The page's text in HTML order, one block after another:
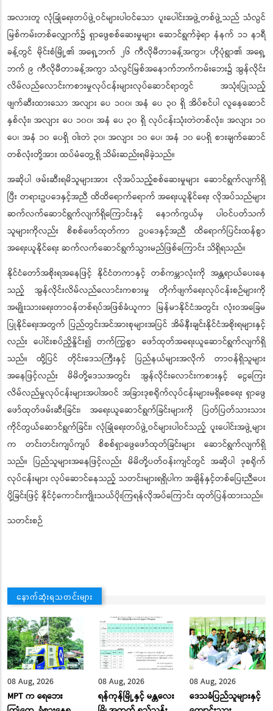
အလားတူ လုံခြုံရေးတပ်ဖွဲ့ဝင်များပါဝင်သော ပူးပေါင်းအဖွဲ့တစ်ဖွဲ့သည် သံလွင်
မြစ်ကမ်းတစ်လျှောက်၌ ရှာဖွေစစ်ဆေးမှုများ ဆောင်ရွက်ခဲ့ရာ နံနက် ၁၁ နာရီ
ခန့်တွင် မိုင်းစံမြို့၏ အရှေ့ဘက် ၂၆ ကီလိုမီတာခန့်အကွာ၊ ဟိုပုံရွာ၏ အရှေ့
ဘက် ၉ ကီလိုမီတာခန့်အကွာ သံလွင်မြစ်အနောက်ဘက်ကမ်းဘေး၌ အွန်လိုင်း
လိမ်လည်လောင်းကစားမှုလုပ်ငန်းများလုပ်ဆောင်ရာတွင် အသုံးပြုသည့်
ဖျက်ဆီးထားသော အလျား ပေ ၁၀၀၊ အနံ ပေ ၃၀ ရှိ အိပ်စင်ပါ လူနေဆောင်
နှစ်လုံး၊ အလျား ပေ ၁၀၀၊ အနံ ပေ ၃၀ ရှိ လုပ်ငန်းသုံးတဲတစ်လုံး၊ အလျား ၁၀
ပေ၊ အနံ ၁၀ ပေရှိ ဝါးတဲ ၃၀၊ အလျား ၁၀ ပေ၊ အနံ ၁၀ ပေရှိ စားချက်ဆောင်
တစ်လုံးတို့အား ထပ်မံတွေ့ရှိ သိမ်းဆည်းရမိခဲ့သည်။
အဆိုပါ ဖမ်းဆီးရမိသူများအား လိုအပ်သည့်စစ်ဆေးမှုများ ဆောင်ရွက်လျက်ရှိ
ပြီး တရားဥပဒေနှင့်အညီ ထိထိရောက်ရောက် အရေးယူနိုင်ရေး လိုအပ်သည်များ
ဆက်လက်ဆောင်ရွက်လျက်ရှိကြောင်းနှင့် နောက်ကွယ်မှ ပါဝင်ပတ်သက်
သူများကိုလည်း စိစစ်ဖော်ထုတ်ကာ ဥပဒေနှင့်အညီ ထိရောက်ပြင်းထန်စွာ
အရေးယူနိုင်ရေး ဆက်လက်ဆောင်ရွက်သွားမည်ဖြစ်ကြောင်း သိရှိရသည်။
နိုင်ငံတော်အစိုးရအနေဖြင့် နိုင်ငံတကာနှင့် တစ်ကမ္ဘာလုံးကို အန္တရာယ်ပေးနေ
သည့် အွန်လိုင်းလိမ်လည်လောင်းကစားမှု တိုက်ဖျက်ရေးလုပ်ငန်းစဉ်များကို
အမျိုးသားရေးတာဝန်တစ်ရပ်အဖြစ်ခံယူကာ မြန်မာနိုင်ငံအတွင်း လုံးဝအခြေမ
ပြုနိုင်ရေးအတွက် ပြည်တွင်းအင်အားစုများအပြင် အိမ်နီးချင်းနိုင်ငံအစိုးရများနှင့်
လည်း ပေါင်းစပ်ညှိနှိုင်း၍ တက်ကြွစွာ ဖော်ထုတ်အရေးယူဆောင်ရွက်လျက်ရှိ
သည်။ ထို့ပြင် တိုင်းဒေသကြီးနှင့် ပြည်နယ်များအလိုက် တာဝန်ရှိသူများ
အနေဖြင့်လည်း မိမိတို့ဒေသအတွင်း အွန်လိုင်းလောင်းကစားနှင့် ငွေကြေး
လိမ်လည်မှုလုပ်ငန်းများအပါအဝင် အခြားဒုစရိုက်လုပ်ငန်းများမရှိစေရေး ရှာဖွေ
ဖော်ထုတ်ဖမ်းဆီးခြင်း၊ အရေးယူဆောင်ရွက်ခြင်းများကို ပြတ်ပြတ်သားသား
ကိုင်တွယ်ဆောင်ရွက်ခြင်း၊ လုံခြုံရေးတပ်ဖွဲ့ဝင်များပါဝင်သည့် ပူးပေါင်းအဖွဲ့များ
က တင်းတင်းကျပ်ကျပ် စိစစ်ရှာဖွေဖော်ထုတ်ခြင်းများ ဆောင်ရွက်လျက်ရှိ
သည်။ ပြည်သူများအနေဖြင့်လည်း မိမိတို့ပတ်ဝန်းကျင်တွင် အဆိုပါ ဒုစရိုက်
လုပ်ငန်းများ လုပ်ဆောင်နေသည့် သတင်းများရရှိပါက အချိန်နှင့်တစ်ပြေးညီပေး
ပို့ခြင်းဖြင့် နိုင်ငံ့ကောင်းကျိုးသယ်ပိုးကြရန်လိုအပ်ကြောင်း ထုတ်ပြန်ထားသည်။
သတင်းစဉ်
နောက်ဆုံးရသတင်းများ
08 Aug, 2026
MPT က ရေဘေး
08 Aug, 2026
ရန်ကုန်မြို့နှင့် မန္တလေး
08 Aug, 2026
ဒေသခံပြည်သူများနှင့်